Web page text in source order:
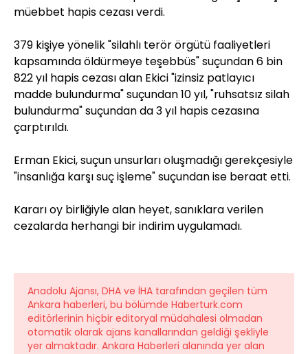
müebbet hapis cezası verdi.
379 kişiye yönelik "silahlı terör örgütü faaliyetleri
kapsamında öldürmeye teşebbüs" suçundan 6 bin
822 yıl hapis cezası alan Ekici "izinsiz patlayıcı
madde bulundurma" suçundan 10 yıl, "ruhsatsız silah
bulundurma" suçundan da 3 yıl hapis cezasına
çarptırıldı.
Erman Ekici, suçun unsurları oluşmadığı gerekçesiyle
"insanlığa karşı suç işleme" suçundan ise beraat etti.
Kararı oy birliğiyle alan heyet, sanıklara verilen
cezalarda herhangi bir indirim uygulamadı.
Anadolu Ajansı, DHA ve İHA tarafından geçilen tüm
Ankara haberleri, bu bölümde Haberturk.com
editörlerinin hiçbir editoryal müdahalesi olmadan
otomatik olarak ajans kanallarından geldiği şekliyle
yer almaktadır. Ankara Haberleri alanında yer alan